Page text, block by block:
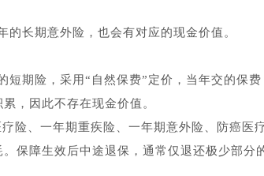
的长期意外险，也会有对应的现金价值。
短期险，采用“自然保费”定价，当年交的保
，因此不存在现金价值。
险、一年期重疾险、一年期意外险、防癌医
保障生效后中途退保，通常仅退还极少部分